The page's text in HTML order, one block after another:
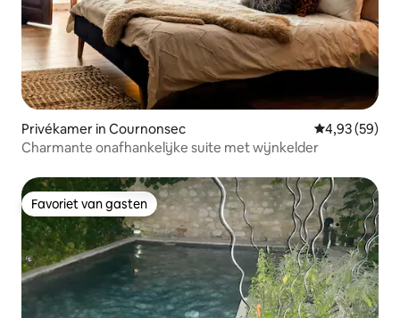
Privékamer in Cournonsec Gemiddelde
4,93 (59)
Charmante onafhankelijke suite met wijnkelder
Favoriet van gasten
Favoriet van gasten